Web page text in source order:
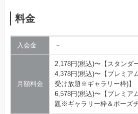
料金
入会金 －
月額料金
2,178円(税込)〜【スタンダ
4,378円(税込)〜【プレミア
受け放題※ギャラリー枠)】
6,578円(税込)〜【プレミア
題※ギャラリー枠＆ポーズチ